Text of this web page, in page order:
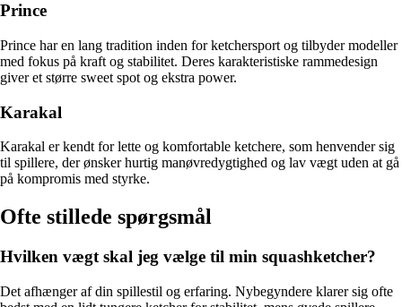
Prince
Prince har en lang tradition inden for ketchersport og tilbyder modeller
med fokus på kraft og stabilitet. Deres karakteristiske rammedesign
giver et større sweet spot og ekstra power.
Karakal
Karakal er kendt for lette og komfortable ketchere, som henvender sig
til spillere, der ønsker hurtig manøvredygtighed og lav vægt uden at gå
på kompromis med styrke.
Ofte stillede spørgsmål
Hvilken vægt skal jeg vælge til min squashketcher?
Det afhænger af din spillestil og erfaring. Nybegyndere klarer sig ofte